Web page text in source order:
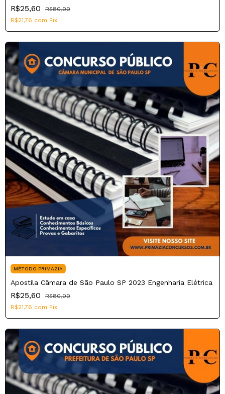
R$25,60
R$80,00
R$21,76 com Pix
MÉTODO PRIMAZIA
Apostila Câmara de São Paulo SP 2023 Engenharia Elétrica
R$25,60
R$80,00
R$21,76 com Pix